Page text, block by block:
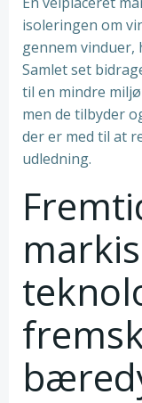
isoleringen om
gennem vinduer,
Samlet set
til en mindre
men de tilbyder
der er med til at
udledning.